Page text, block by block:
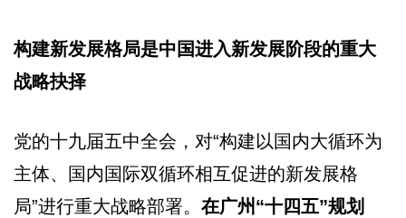
构建新发展格局是中国进入新发展阶段的重大
战略抉择
党的十九届五中全会，对“构建以国内大循环为
主体、国内国际双循环相互促进的新发展格
局”进行重大战略部署。 在广州“十四五”规划